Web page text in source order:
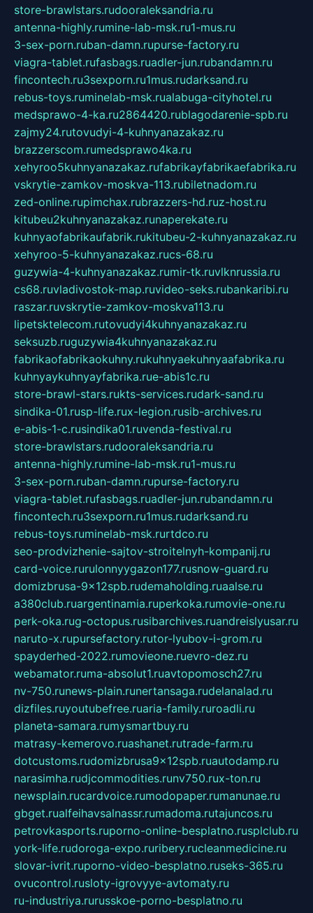
store-brawlstars.rudooraleksandria.ru
antenna-highly.rumine-lab-msk.ru1-mus.ru
3-sex-porn.ruban-damn.rupurse-factory.ru
viagra-tablet.rufasbags.ruadler-jun.rubandamn.ru
fincontech.ru3sexporn.ru1mus.rudarksand.ru
rebus-toys.ruminelab-msk.rualabuga-cityhotel.ru
medsprawo-4-ka.ru2864420.rublagodarenie-spb.ru
zajmy24.rutovudyi-4-kuhnyanazakaz.ru
brazzerscom.rumedsprawo4ka.ru
xehyroo5kuhnyanazakaz.rufabrikayfabrikaefabrika.ru
vskrytie-zamkov-moskva-113.rubiletnadom.ru
zed-online.rupimchax.rubrazzers-hd.ruz-host.ru
kitubeu2kuhnyanazakaz.runaperekate.ru
kuhnyaofabrikaufabrik.rukitubeu-2-kuhnyanazakaz.ru
xehyroo-5-kuhnyanazakaz.rucs-68.ru
guzywia-4-kuhnyanazakaz.rumir-tk.ruvlknrussia.ru
cs68.ruvladivostok-map.ruvideo-seks.rubankaribi.ru
raszar.ruvskrytie-zamkov-moskva113.ru
lipetsktelecom.rutovudyi4kuhnyanazakaz.ru
seksuzb.ruguzywia4kuhnyanazakaz.ru
fabrikaofabrikaokuhny.rukuhnyaekuhnyaafabrika.ru
kuhnyaykuhnyayfabrika.rue-abis1c.ru
store-brawl-stars.rukts-services.rudark-sand.ru
sindika-01.rusp-life.rux-legion.rusib-archives.ru
e-abis-1-c.rusindika01.ruvenda-festival.ru
store-brawlstars.rudooraleksandria.ru
antenna-highly.rumine-lab-msk.ru1-mus.ru
3-sex-porn.ruban-damn.rupurse-factory.ru
viagra-tablet.rufasbags.ruadler-jun.rubandamn.ru
fincontech.ru3sexporn.ru1mus.rudarksand.ru
rebus-toys.ruminelab-msk.rurtdco.ru
seo-prodvizhenie-sajtov-stroitelnyh-kompanij.ru
card-voice.rurulonnyygazon177.rusnow-guard.ru
domizbrusa-9x12spb.rudemaholding.ruaalse.ru
a380club.ruargentinamia.ruperkoka.rumovie-one.ru
perk-oka.rug-octopus.rusibarchives.ruandreislyusar.ru
naruto-x.rupursefactory.rutor-lyubov-i-grom.ru
spayderhed-2022.rumovieone.ruevro-dez.ru
webamator.ruma-absolut1.ruavtopomosch27.ru
nv-750.runews-plain.runertansaga.rudelanalad.ru
dizfiles.ruyoutubefree.ruaria-family.ruroadli.ru
planeta-samara.rumysmartbuy.ru
matrasy-kemerovo.ruashanet.rutrade-farm.ru
dotcustoms.rudomizbrusa9x12spb.ruautodamp.ru
narasimha.rudjcommodities.runv750.rux-ton.ru
newsplain.rucardvoice.rumodopaper.rumanunae.ru
gbget.rualfeihavsalnassr.rumadoma.rutajuncos.ru
petrovkasports.ruporno-online-besplatno.rusplclub.ru
york-life.rudoroga-expo.ruribery.rucleanmedicine.ru
slovar-ivrit.ruporno-video-besplatno.ruseks-365.ru
ovucontrol.rusloty-igrovyye-avtomaty.ru
ru-industriya.rurusskoe-porno-besplatno.ru